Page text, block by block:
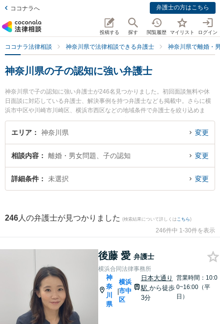
ココナラへ 弁護士の方はこちら
投稿する 探す 閲覧履歴 マイリスト ログイン
ココナラ法律相談 神奈川県で法律相談できる弁護士 神奈川県で離婚・
神奈川県の子の認知に強い弁護士
神奈川県で子の認知に強い弁護士が246名見つかりました。初回面談無料や休
日面談に対応している弁護士、解決事例を持つ弁護士なども掲載中。さらに横
浜市中区や川崎市川崎区、横浜市西区などの地域条件で弁護士を絞り込めま
す。離婚・男女問題に関係する財産分与や養育費、親権等の細かな分野での絞
り込み検索もでき便利です。特に横浜合同法律事務所の後藤 愛弁護士や上大岡
土日や夜間に発生した子の認知のトラブルを今すぐに弁護士に相談したい』
『子の認知のトラブル解決の実績豊富な近くの弁護士を検索したい』『初回相
談無料で子の認知を法律相談できる神奈川県内の弁護士に相談予約したい』な
エリア 神奈川県 変更
相談内容 離婚・男女問題、子の認知 変更
詳細条件 未選択 変更
246 人の弁護士が見つかりました (検索結果について詳しくは こちら)
246件中 1-30件を表示
後藤 愛 弁護士
横浜合同法律事務所
神
奈
川
県
|
横浜
市中
区
日本大通り
駅 から徒歩
3分
営業時間：10:0
0~16:00（平
日）